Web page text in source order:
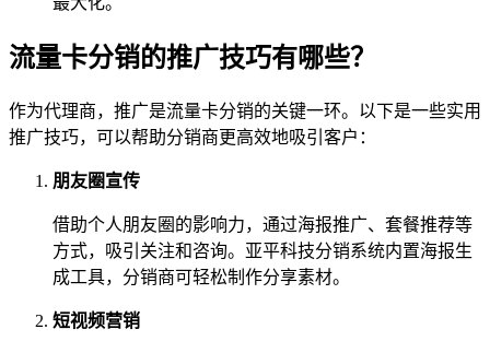
流量卡分销的推广技巧有哪些？
作为代理商，推广是流量卡分销的关键一环。以下是一些实用
推广技巧，可以帮助分销商更高效地吸引客户：
朋友圈宣传
借助个人朋友圈的影响力，通过海报推广、套餐推荐等
方式，吸引关注和咨询。亚平科技分销系统内置海报生
成工具，分销商可轻松制作分享素材。
短视频营销